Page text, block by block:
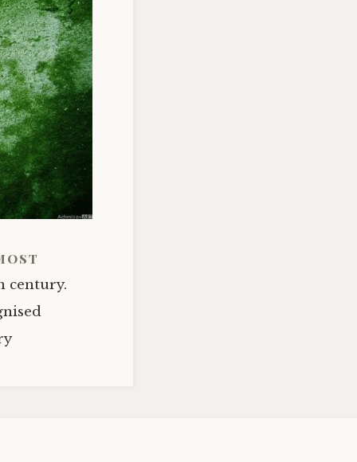
century.